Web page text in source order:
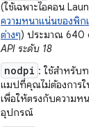
(ใช้เฉพาะไอคอน
ความหนาแน่นของพิกเซ
ต่างๆ) ประมาณ 640
API ระดับ 18
nodpi : ใช้สำหรับทรั
แมปที่คุณไม่ต้องการให้
เพื่อให้ตรงกับความหนา
อุปกรณ์